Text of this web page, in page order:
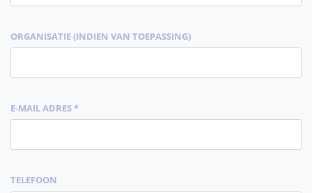
ORGANISATIE (INDIEN VAN TOEPASSING)
E-MAIL ADRES *
TELEFOON